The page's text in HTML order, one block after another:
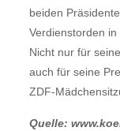
beiden
Verdienstorden
Nicht nur für
auch für seine
ZDF-
Quelle: